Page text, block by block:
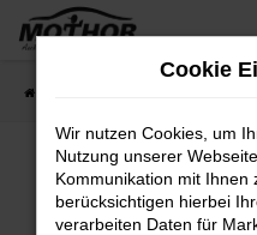
Zum
Fehler:
Cookie
Wir nutzen Cookies, um
Nutzung unserer
Kommunikation mit Ihnen
berücksichtigen hierbei
verarbeiten Daten für